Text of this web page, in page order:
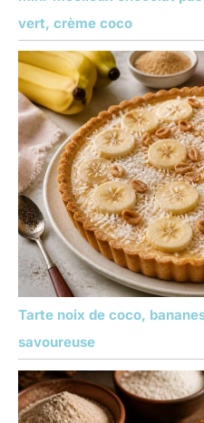
vert, crème coco
Tarte noix de coco,
savoureuse